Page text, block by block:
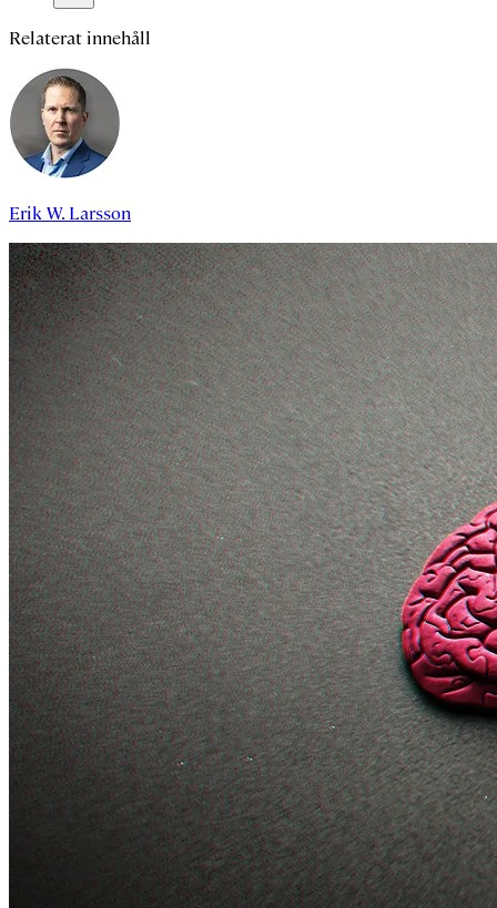
Relaterat innehåll
Erik W. Larsson